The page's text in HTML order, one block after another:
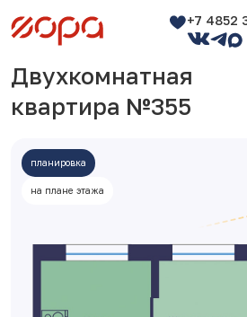
+7 4852
Двухкомнатная
квартира №355
планировка
на плане этажа